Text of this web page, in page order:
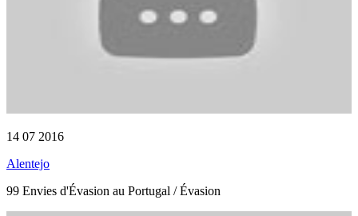
14 07 2016
Alentejo
99 Envies d'Évasion au Portugal / Évasion